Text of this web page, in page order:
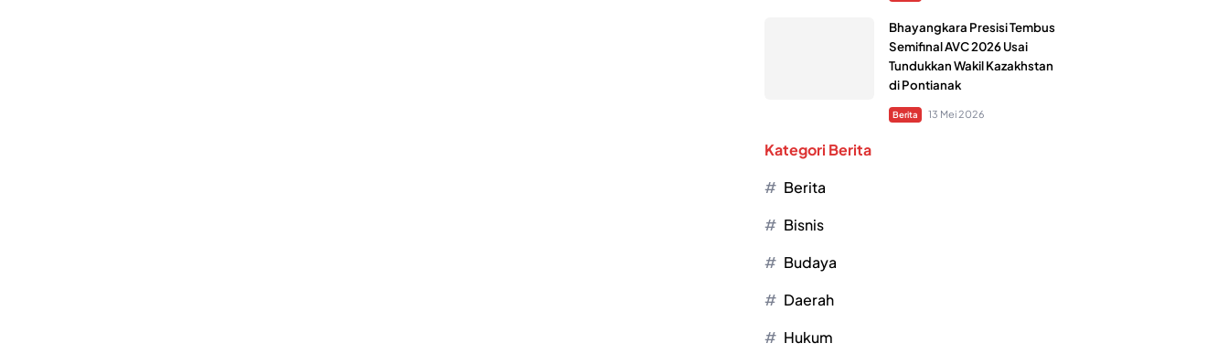
Bhayangkara Presisi Tembus
Semifinal AVC 2026 Usai
Tundukkan Wakil Kazakhstan
di Pontianak
Berita 13 Mei 2026
Kategori Berita
Berita
Bisnis
Budaya
Daerah
Hukum